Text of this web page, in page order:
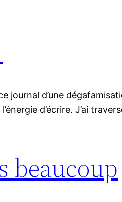
journal d’une
d’écrire. J’ai
beaucoup